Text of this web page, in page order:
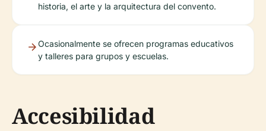
historia, el arte y la arquitectura del convento.
Ocasionalmente se ofrecen programas educativos
y talleres para grupos y escuelas.
Accesibilidad